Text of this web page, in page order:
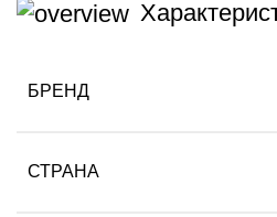
БРЕНД
СТРАНА